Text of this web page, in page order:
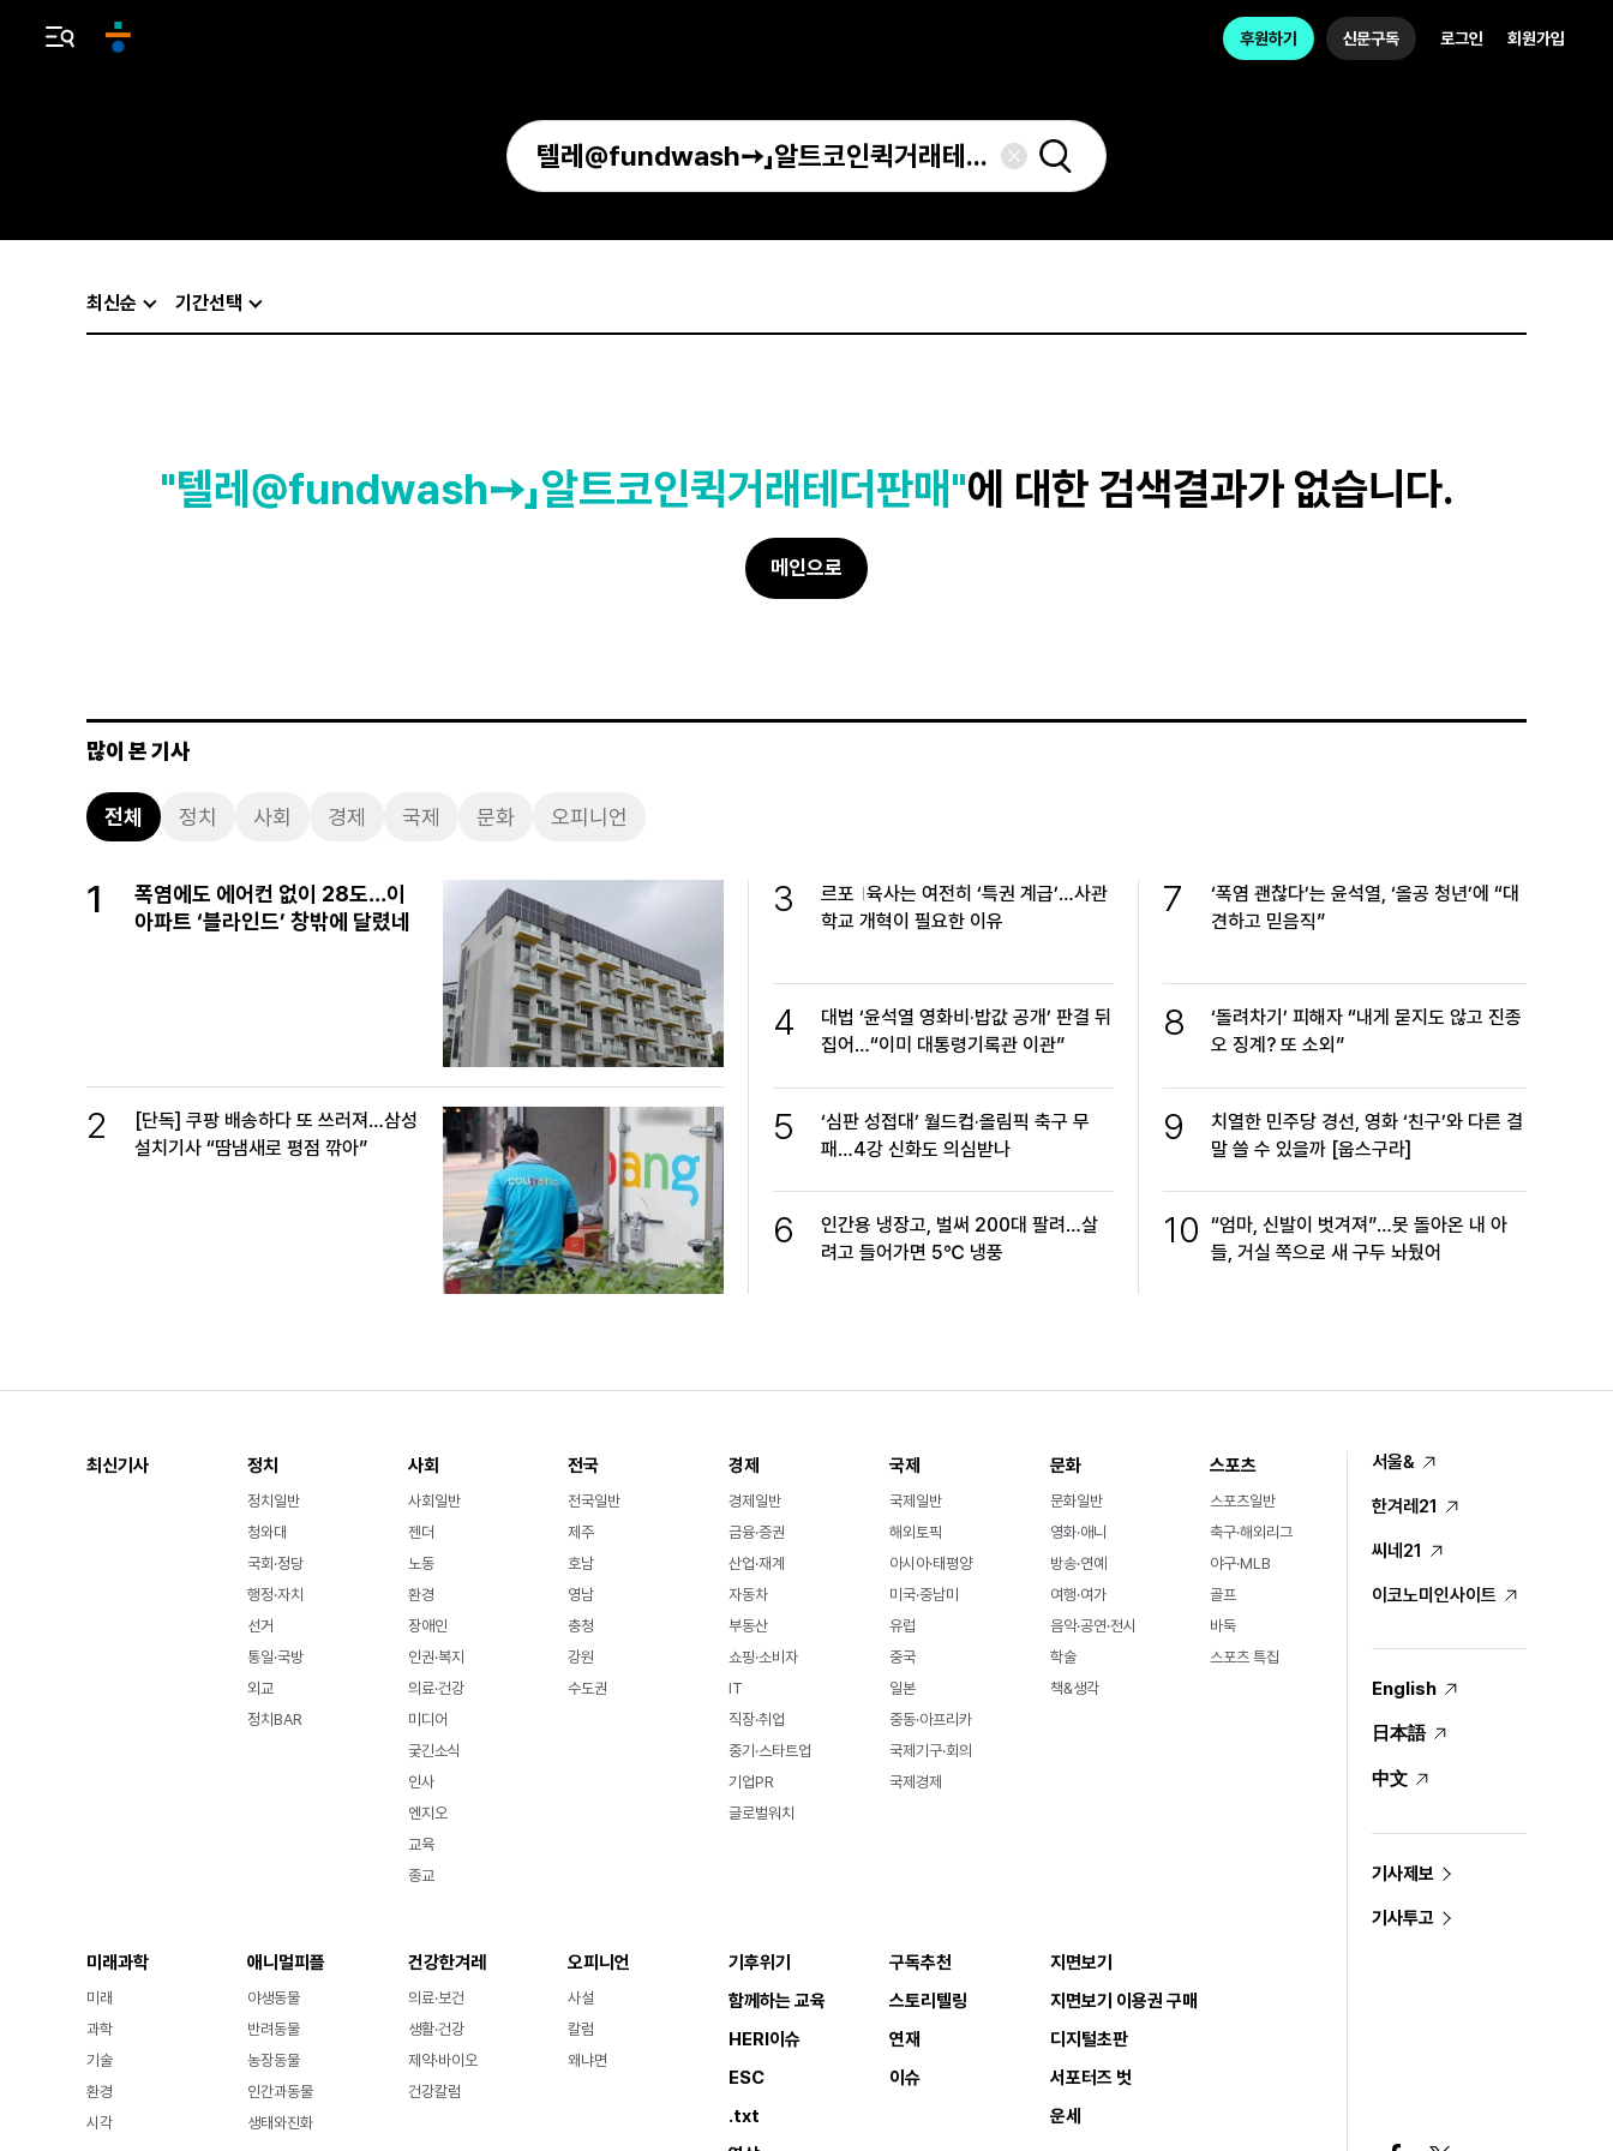
후원하기 신문구독 로그인 회원가입
최신순 기간선택
"텔레@fundwash➙」알트코인퀵거래테더판매"에 대한 검색결과가 없습니다.
메인으로
많이 본 기사
전체 정치 사회 경제 국제 문화 오피니언
1
폭염에도 에어컨 없이 28도…이
아파트 ‘블라인드’ 창밖에 달렸네
2
[단독] 쿠팡 배송하다 또 쓰러져…삼성
설치기사 “땀냄새로 평점 깎아”
3 르포 육사는 여전히 ‘특권 계급’…사관
학교 개혁이 필요한 이유
4
대법 ‘윤석열 영화비·밥값 공개’ 판결 뒤
집어…“이미 대통령기록관 이관”
5
‘심판 성접대’ 월드컵·올림픽 축구 무
패…4강 신화도 의심받나
6
인간용 냉장고, 벌써 200대 팔려…살
려고 들어가면 5℃ 냉풍
7
‘폭염 괜찮다’는 윤석열, ‘올공 청년’에 “대
견하고 믿음직”
8
‘돌려차기’ 피해자 “내게 묻지도 않고 진종
오 징계? 또 소외”
9
치열한 민주당 경선, 영화 ‘친구’와 다른 결
말 쓸 수 있을까 [웁스구라]
10 “엄마, 신발이 벗겨져”…못 돌아온 내 아
들, 거실 쪽으로 새 구두 놔뒀어
최신기사 정치
정치일반
청와대
국회·정당
행정·자치
선거
통일·국방
외교
정치BAR
사회
사회일반
젠더
노동
환경
장애인
인권·복지
의료·건강
미디어
궂긴소식
인사
엔지오
교육
종교
전국
전국일반
제주
호남
영남
충청
강원
수도권
경제
경제일반
금융·증권
산업·재계
자동차
부동산
쇼핑·소비자
IT
직장·취업
중기·스타트업
기업PR
글로벌워치
국제
국제일반
해외토픽
아시아·태평양
미국·중남미
유럽
중국
일본
중동·아프리카
국제기구·회의
국제경제
문화
문화일반
영화·애니
방송·연예
여행·여가
음악·공연·전시
학술
책&생각
스포츠
스포츠일반
축구·해외리그
야구·MLB
골프
바둑
스포츠 특집
미래과학
미래
과학
기술
환경
시각
애니멀피플
야생동물
반려동물
농장동물
인간과동물
생태와진화
건강한겨레
의료·보건
생활·건강
제약·바이오
건강칼럼
오피니언
사설
칼럼
왜냐면
기후위기
함께하는 교육
HERI이슈
ESC
.txt
구독추천
스토리텔링
연재
이슈
지면보기
지면보기 이용권 구매
디지털초판
서포터즈 벗
운세
서울&
한겨레21
씨네21
이코노미인사이트
English
日本語
中文
기사제보
기사투고